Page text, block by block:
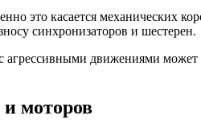
это касается механических
синхронизаторов и шестерен.
агрессивными движениями может
моторов